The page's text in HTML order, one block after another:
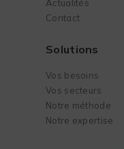
Actualités
Contact
Solutions
Vos besoins
Vos secteurs
Notre méthode
Notre expertise